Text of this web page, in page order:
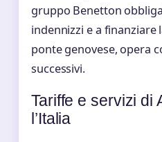
gruppo Benetton
indennizzi e a finanziare
ponte genovese, opera
successivi.
Tariffe e servizi di
l’Italia